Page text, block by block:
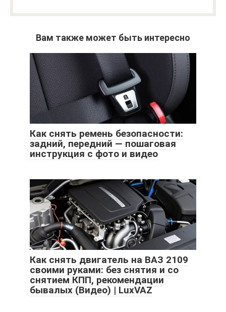
Вам также может быть интересно
Как снять ремень безопасности:
задний, передний — пошаговая
инструкция с фото и видео
Как снять двигатель на ВАЗ 2109
своими руками: без снятия и со
снятием КПП, рекомендации
бывалых (Видео) | LuxVAZ